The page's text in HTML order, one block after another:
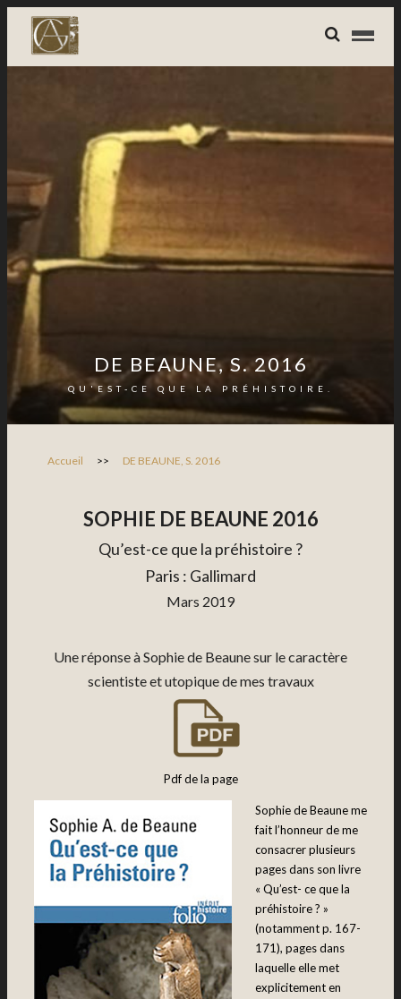
DE BEAUNE, S. 2016
QU'EST-CE QUE LA PRÉHISTOIRE.
Accueil >> DE BEAUNE, S. 2016
SOPHIE DE BEAUNE 2016
Qu’est-ce que la préhistoire ?
Paris : Gallimard
Mars 2019
Une réponse à Sophie de Beaune sur le caractère
scientiste et utopique de mes travaux
Pdf de la page
Sophie de Beaune me
fait l’honneur de me
consacrer plusieurs
pages dans son livre
« Qu’est- ce que la
préhistoire ? »
(notamment p. 167-
171), pages dans
laquelle elle met
explicitement en